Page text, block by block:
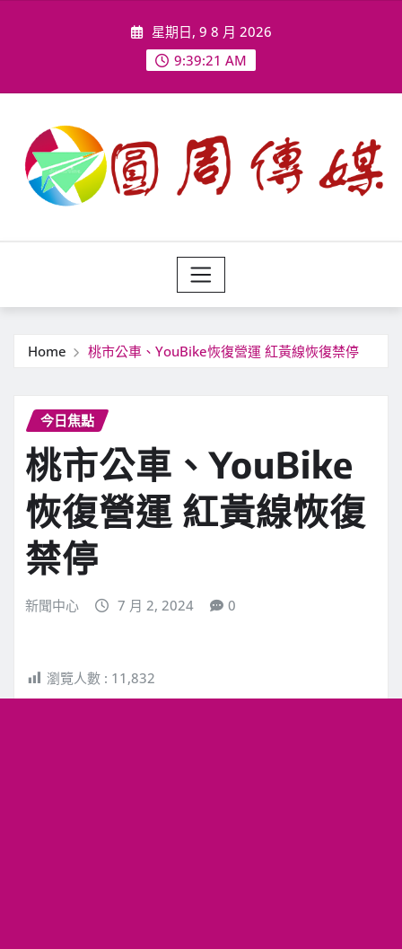
星期日, 9 8 月 2026
9:39:23 AM
Home 桃市公車、YouBike恢復營運 紅黃線恢復禁停
今日焦點
桃市公車、YouBike
恢復營運 紅黃線恢復
禁停
新聞中心 7 月 2, 2024 0
瀏覽人數 : 11,832